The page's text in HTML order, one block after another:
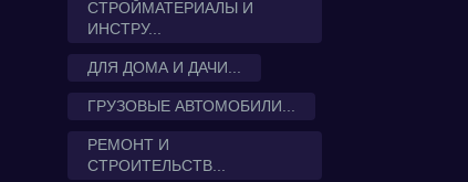
СТРОЙМАТЕРИАЛЫ И
ИНСТРУ...
ДЛЯ ДОМА И ДАЧИ...
ГРУЗОВЫЕ АВТОМОБИЛИ...
РЕМОНТ И
СТРОИТЕЛЬСТВ...